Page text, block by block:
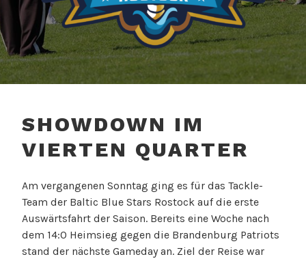
BALTIC BLUE STARS
FOOTBALL
SHOWDOWN IM
VIERTEN QUARTER
Am vergangenen Sonntag ging es für das Tackle-
Team der Baltic Blue Stars Rostock auf die erste
Auswärtsfahrt der Saison. Bereits eine Woche nach
dem 14:0 Heimsieg gegen die Brandenburg Patriots
stand der nächste Gameday an. Ziel der Reise war